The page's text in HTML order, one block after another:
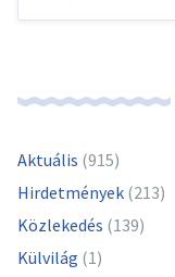
Aktuális (915)
Hirdetmények (213)
Közlekedés (139)
Külvilág (1)